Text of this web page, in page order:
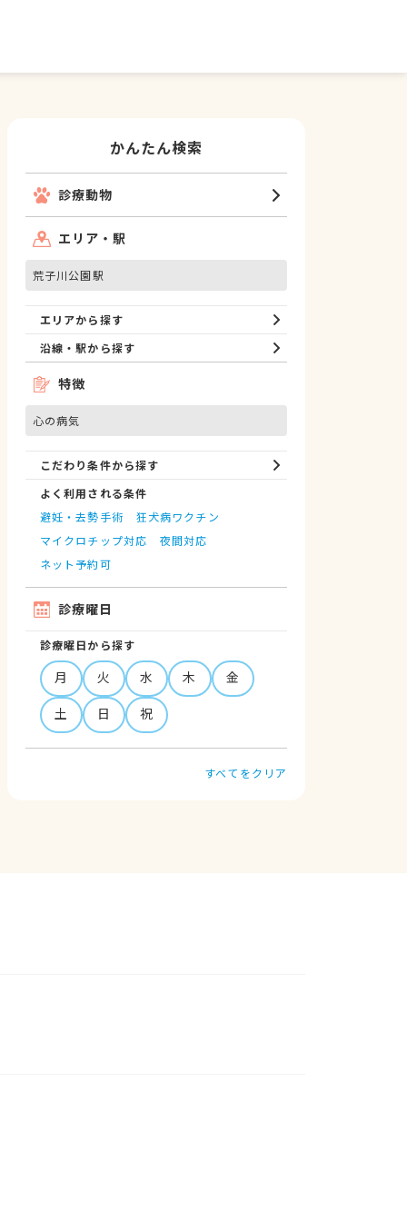
かんたん検索
診療動物
エリア・駅
荒子川公園駅
エリアから探す
沿線・駅から探す
特徴
心の病気
こだわり条件から探す
よく利用される条件
避妊・去勢手術
狂犬病ワクチン
マイクロチップ対応
夜間対応
ネット予約可
診療曜日
診療曜日から探す
月 火 水 木
金
土
日 祝
すべてをクリア